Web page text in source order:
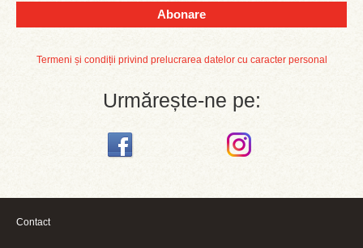
Abonare
Termeni și condiții privind prelucrarea datelor cu caracter personal
Urmărește-ne pe:
Contact